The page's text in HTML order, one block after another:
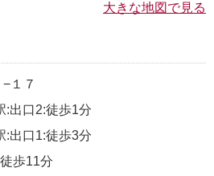
大きな地図で見る
１７
:出口2:徒歩1分
:出口1:徒歩3分
歩11分